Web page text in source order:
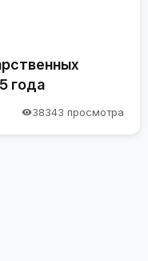
года
38343 просмотра